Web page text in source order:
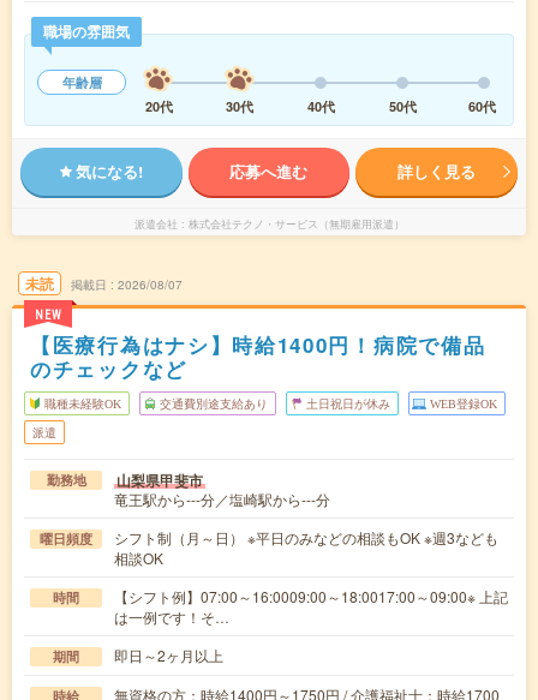
職場の雰囲気
年齢層
20代
30代 40代 50代 60代
気になる! 応募へ進む 詳しく見る
派遣会社 株式会社テクノ・サービス（無期雇用派遣）
未読
NEW
掲載日 2026/08/07
【医療行為はナシ】時給1400円！病院で備品
のチェックなど
職種未経験OK 交通費別途支給あり 土日祝日が休み WEB登録OK
派遣
勤務地 山梨県甲斐市
竜王駅から---分／塩崎駅から---分
曜日頻度
シフト制（月～日） ※平日のみなどの相談もOK ※週3なども
相談OK
時間
【シフト例】07:00～16:0009:00～18:0017:00～09:00※ 上記
は一例です！そ…
期間 即日～2ヶ月以上
時給
無資格の方：時給1400円～1750円 / 介護福祉士：時給1700